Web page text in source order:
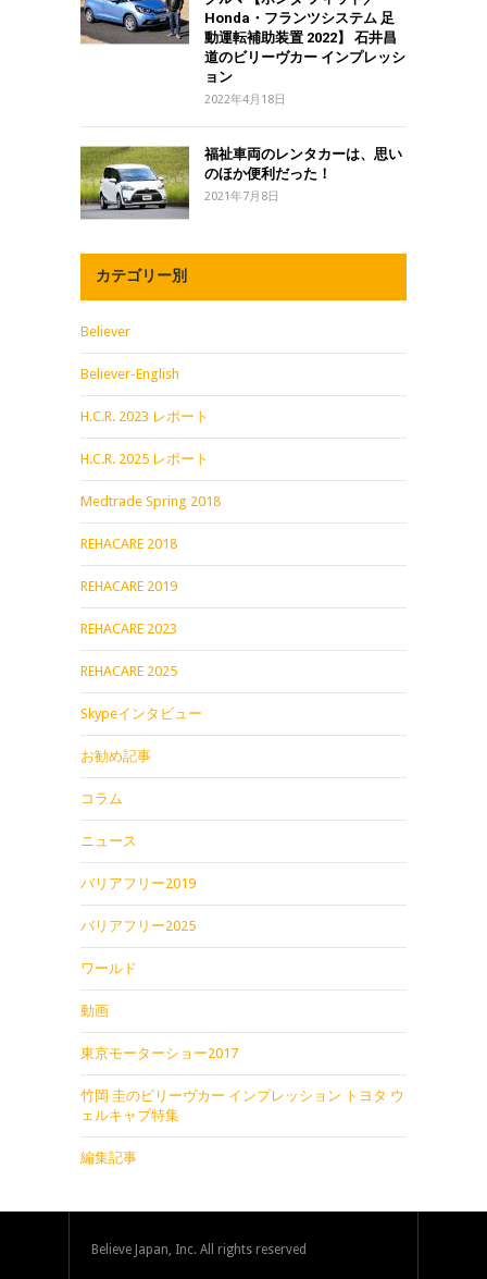
Honda・フランツシステム 足
動運転補助装置 2022】 石井昌
道のビリーヴカー インプレッシ
ョン
2022年4月18日
福祉車両のレンタカーは、思い
のほか便利だった！
2021年7月8日
カテゴリー別
Believer
Believer-English
H.C.R. 2023 レポート
H.C.R. 2025 レポート
Medtrade Spring 2018
REHACARE 2018
REHACARE 2019
REHACARE 2023
REHACARE 2025
Skypeインタビュー
お勧め記事
コラム
ニュース
バリアフリー2019
バリアフリー2025
ワールド
動画
東京モーターショー2017
竹岡 圭のビリーヴカー インプレッション トヨタ ウ
ェルキャブ特集
編集記事